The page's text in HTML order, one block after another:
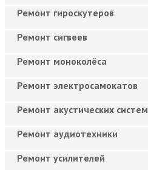
Ремонт гироскутеров
Ремонт сигвеев
Ремонт моноколёса
Ремонт электросамокатов
Ремонт акустических систем
Ремонт аудиотехники
Ремонт усилителей